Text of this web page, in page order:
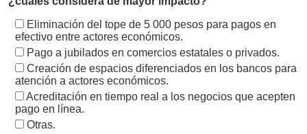
Eliminación del tope de 5 000 pesos para pagos en
efectivo entre actores económicos.
Pago a jubilados en comercios estatales o privados.
Creación de espacios diferenciados en los bancos para
atención a actores económicos.
Acreditación en tiempo real a los negocios que acepten
pago en línea.
Otras.